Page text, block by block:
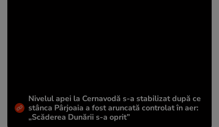
Nivelul apei la Cernavodă s-a stabilizat după ce
stânca Pârjoaia a fost aruncată controlat în aer:
„Scăderea Dunării s-a oprit”